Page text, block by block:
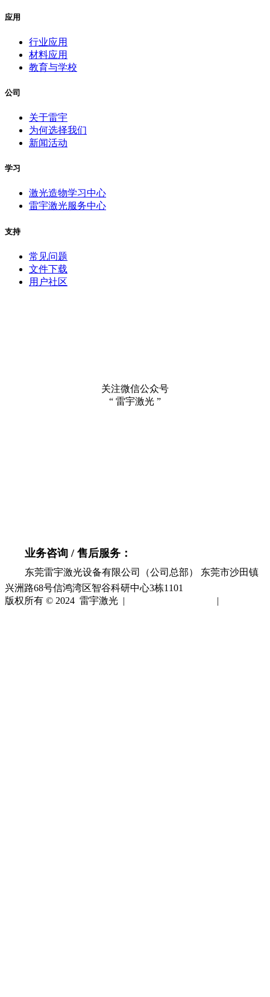
应用
行业应用
材料应用
教育与学校
公司
关于雷宇
为何选择我们
新闻活动
学习
激光造物学习中心
雷宇激光服务中心
支持
常见问题
文件下载
用户社区
关注微信公众号
“ 雷宇激光 ”
业务咨询 / 售后服务：
东莞雷宇激光设备有限公司（公司总部） 东莞市沙田镇
兴洲路68号信鸿湾区智谷科研中心3栋1101
版权所有 © 2024 雷宇激光 |
|